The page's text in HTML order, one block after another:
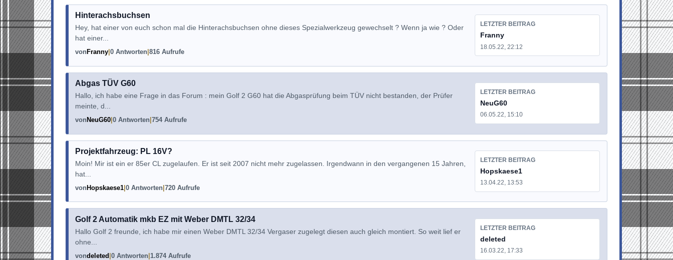
Hinterachsbuchsen
Hey, hat einer von euch schon mal die Hinterachsbuchsen ohne dieses Spezialwerkzeug gewechselt ? Wenn ja wie ? Oder
hat einer...
vonFranny 0 Antworten 816 Aufrufe
LETZTER BEITRAG
Franny
18.05.22, 22:12
Abgas TÜV G60
Hallo, ich habe eine Frage in das Forum : mein Golf 2 G60 hat die Abgasprüfung beim TÜV nicht bestanden, der Prüfer
meinte, d...
von NeuG60 0 Antworten 754 Aufrufe
LETZTER BEITRAG
NeuG60
06.05.22, 15:10
Projektfahrzeug: PL 16V?
Moin! Mir ist ein er 85er CL zugelaufen. Er ist seit 2007 nicht mehr zugelassen. Irgendwann in den vergangenen 15 Jahren,
hat...
vonHopskaese1 0 Antworten 720 Aufrufe
LETZTER BEITRAG
Hopskaese1
13.04.22, 13:53
Golf 2 Automatik mkb EZ mit Weber DMTL 32/34
Hallo Golf 2 freunde, ich habe mir einen Weber DMTL 32/34 Vergaser zugelegt diesen auch gleich montiert. So weit lief er
ohne...
vondeleted 0 Antworten 1.874 Aufrufe
LETZTER BEITRAG
deleted
16.03.22, 17:33